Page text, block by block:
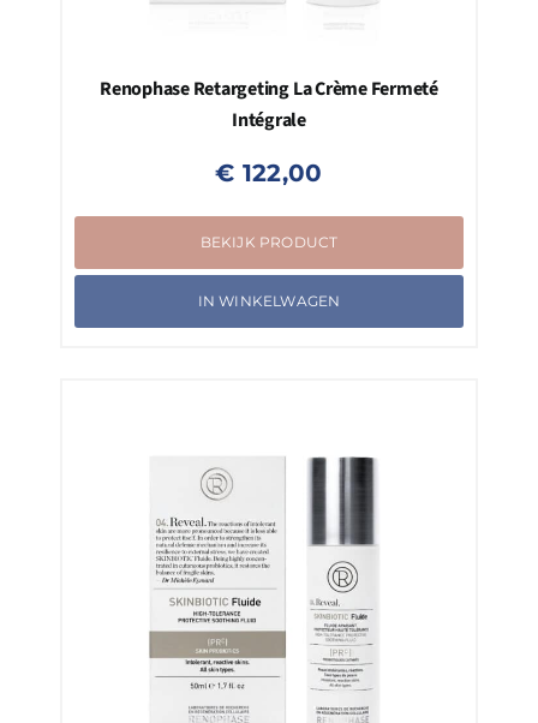
Renophase Retargeting La Crème Fermeté
Intégrale
€ 122,00
BEKIJK PRODUCT
IN WINKELWAGEN